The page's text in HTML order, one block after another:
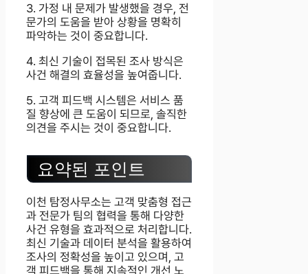
3. 가정 내 문제가 발생했을 경우, 전
문가의 도움을 받아 상황을 명확히
파악하는 것이 중요합니다.
4. 최신 기술이 접목된 조사 방식은
사건 해결의 효율성을 높여줍니다.
5. 고객 피드백 시스템은 서비스 품
질 향상에 큰 도움이 되므로, 솔직한
의견을 주시는 것이 중요합니다.
요약된 포인트
이천 탐정사무소는 고객 맞춤형 접근
과 전문가 팀의 협력을 통해 다양한
사건 유형을 효과적으로 처리합니다.
최신 기술과 데이터 분석을 활용하여
조사의 정확성을 높이고 있으며, 고
객 피드백을 통해 지속적인 개선 노